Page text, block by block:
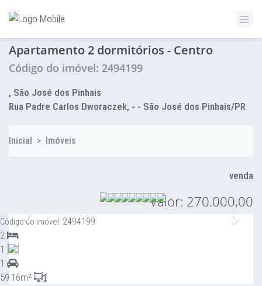
Apartamento 2 dormitórios - Centro
Código do imóvel: 2494199
, São José dos Pinhais
Rua Padre Carlos Dworaczek, - - São José dos Pinhais/PR
Inicial > Imóveis
venda
Valor: 270.000,00
Anterior
Código do imóvel: 2494199
2
1
1
59.16m²